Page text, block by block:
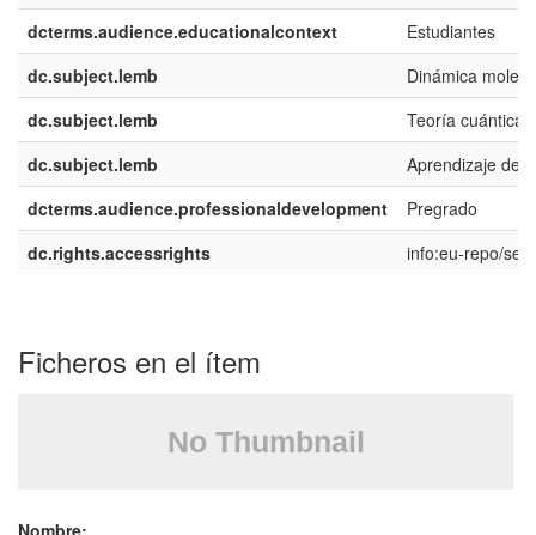
dcterms.audience.educationalcontext
Estudiantes
dc.subject.lemb
Dinámica
dc.subject.lemb
Teoría cuántica
dc.subject.lemb
Aprendizaje de
dcterms.audience.professionaldevelopment
Pregrado
dc.rights.accessrights
info:eu-repo/
Ficheros en el ítem
Nombre: